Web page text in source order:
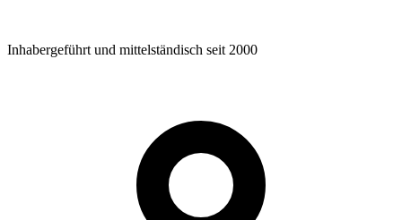
Inhabergeführt und mittelständisch seit 2000